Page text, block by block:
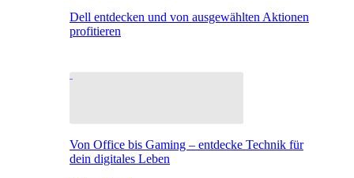
Dell entdecken und von ausgewählten Aktionen
profitieren
Von Office bis Gaming – entdecke Technik für
dein digitales Leben